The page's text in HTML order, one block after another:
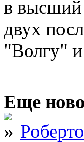
в высший
двух
"Волгу"
Еще